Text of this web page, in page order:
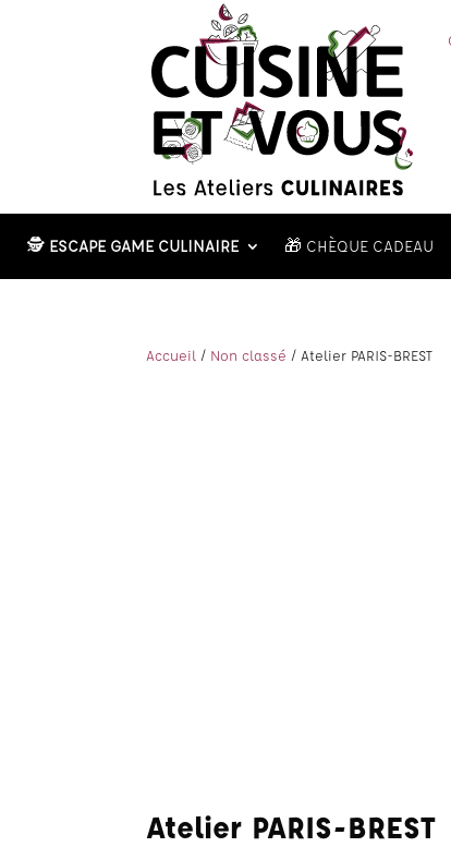
🕵️ ESCAPE GAME CULINAIRE 🎁 CHÈQUE CADEAU
Accueil / Non classé / Atelier PARIS-BREST
Atelier PARIS-BREST